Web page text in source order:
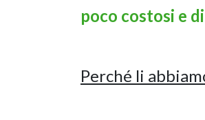
poco costosi e
Perché li